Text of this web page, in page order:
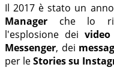
Il 2017 è stato un
Manager che lo
l'esplosione dei
Messenger, dei
per leStories su